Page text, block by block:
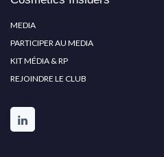
MEDIA
PARTICIPER AU MEDIA
KIT MÉDIA & RP
REJOINDRE LE CLUB